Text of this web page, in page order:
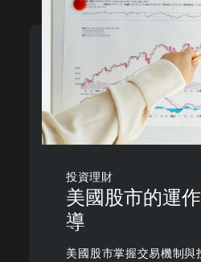
投資理財
美國股市的運
導
美國股市掌握交易機制與